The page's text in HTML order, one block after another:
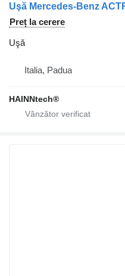
Preț la cerere
Uşă
Italia, Padua
HAINNtech®